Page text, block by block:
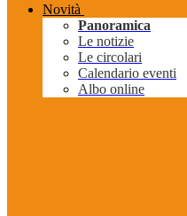
Novità
Panoramica
Le notizie
Le circolari
Calendario eventi
Albo online